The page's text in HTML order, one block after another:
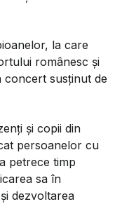
la care
românesc și
concert susținut de
și copii din
persoanelor cu
petrece timp
sa în
dezvoltarea